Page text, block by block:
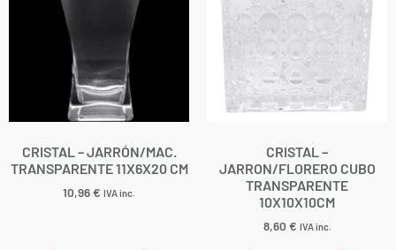
CRISTAL – JARRÓN/MAC.
TRANSPARENTE 11X6X20 CM
10,96€ IVA inc.
CRISTAL –
JARRON/FLORERO CUBO
TRANSPARENTE
10X10X10CM
8,60 € IVA inc.